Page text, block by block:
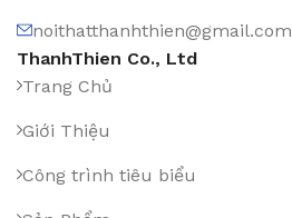
noithatthanhthien@gmail.com
ThanhThien Co., Ltd
Trang Chủ
Giới Thiệu
Công trình tiêu biểu